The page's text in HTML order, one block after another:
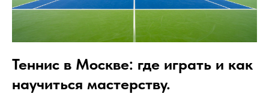
Теннис в Москве: где играть и как
научиться мастерству.